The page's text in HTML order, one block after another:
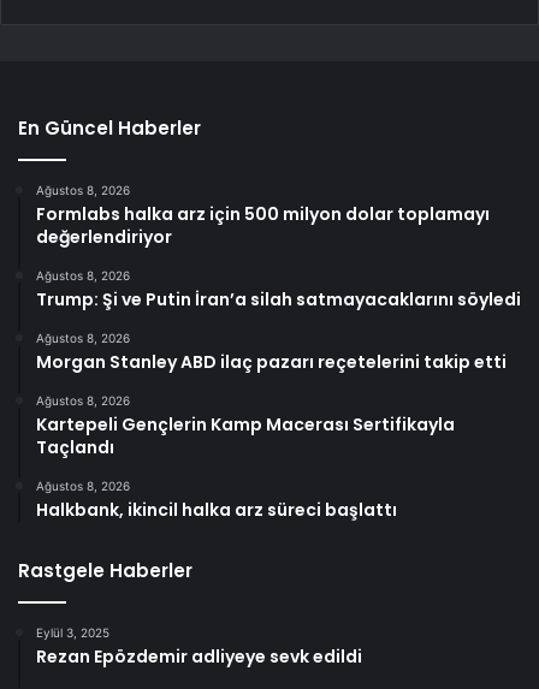
En Güncel Haberler
Ağustos 8, 2026
Formlabs halka arz için 500 milyon dolar toplamayı
değerlendiriyor
Ağustos 8, 2026
Trump: Şi ve Putin İran’a silah satmayacaklarını söyledi
Ağustos 8, 2026
Morgan Stanley ABD ilaç pazarı reçetelerini takip etti
Ağustos 8, 2026
Kartepeli Gençlerin Kamp Macerası Sertifikayla
Taçlandı
Ağustos 8, 2026
Halkbank, ikincil halka arz süreci başlattı
Rastgele Haberler
Eylül 3, 2025
Rezan Epözdemir adliyeye sevk edildi